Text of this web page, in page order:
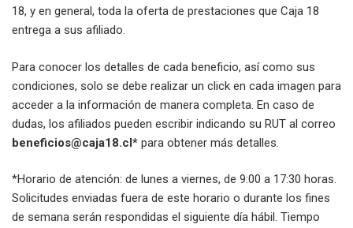
18, y en general, toda la oferta de prestaciones que Caja 18
entrega a sus afiliado.
Para conocer los detalles de cada beneficio, así como sus
condiciones, solo se debe realizar un click en cada imagen para
acceder a la información de manera completa. En caso de
dudas, los afiliados pueden escribir indicando su RUT al correo
beneficios@caja18.cl* para obtener más detalles.
*Horario de atención: de lunes a viernes, de 9:00 a 17:30 horas.
Solicitudes enviadas fuera de este horario o durante los fines
de semana serán respondidas el siguiente día hábil. Tiempo